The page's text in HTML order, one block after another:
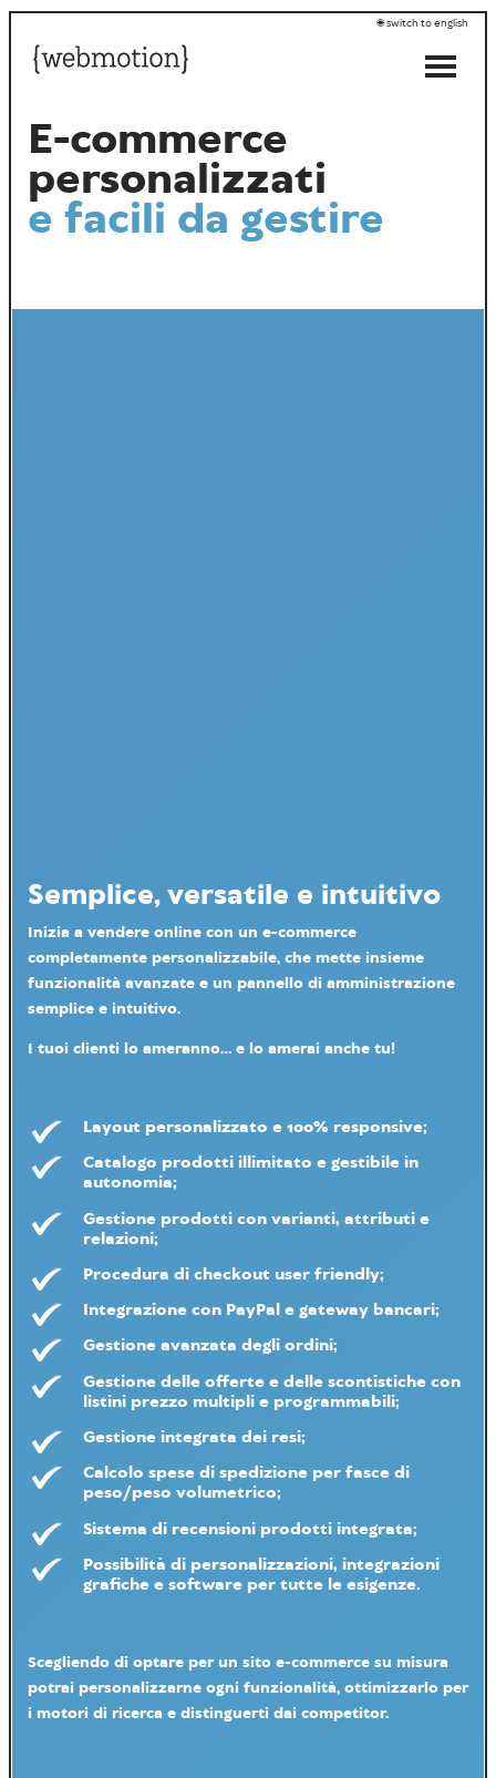
switch to english
E-commerce
personalizzati
e facili da gestire
Semplice, versatile e intuitivo
Inizia a vendere online con un e-commerce
completamente personalizzabile, che mette insieme
funzionalità avanzate e un pannello di amministrazione
semplice e intuitivo.
I tuoi clienti lo ameranno... e lo amerai anche tu!
Layout personalizzato e 100% responsive;
Catalogo prodotti illimitato e gestibile in
autonomia;
Gestione prodotti con varianti, attributi e
relazioni;
Procedura di checkout user friendly;
Integrazione con PayPale gateway bancari;
Gestione avanzata degli ordini;
Gestione delle offertee delle scontistichecon
listini prezzo multiplie programmabili;
Gestione integrata dei resi;
Calcolo spese di spedizioneper fasce di
peso/peso volumetrico;
Sistema di recensioniprodotti integrata;
Possibilità di personalizzazioni, integrazioni
grafiche e software per tutte le esigenze.
Scegliendo di optare per un sito e-commerce su misura
potrai personalizzarne ogni funzionalità, ottimizzarlo per
i motori di ricerca e distinguerti dai competitor.